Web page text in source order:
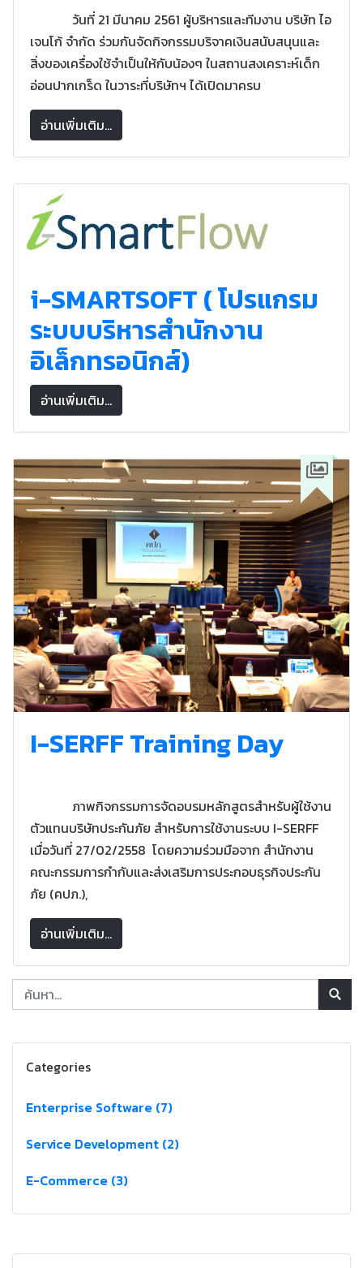
วันที่ 21 มีนาคม 2561 ผู้บริหารและทีมงาน บริษัท ไอ
เจนโก้ จำกัด ร่วมกันจัดกิจกรรมบริจาคเงินสนับสนุนและ
สิ่งของเครื่องใช้จำเป็นให้กับน้องๆ ในสถานสงเคราะห์เด็ก
อ่อนปากเกร็ด ในวาระที่บริษัทฯ ได้เปิดมาครบ
อ่านเพิ่มเติม...
i-SMARTSOFT ( โปรแกรม
ระบบบริหารสำนักงาน
อิเล็กทรอนิกส์)
อ่านเพิ่มเติม...
I-SERFF Training Day
ภาพกิจกรรมการจัดอบรมหลักสูตรสำหรับผู้ใช้งาน
ตัวแทนบริษัทประกันภัย สำหรับการใช้งานระบบ I-SERFF
เมื่อวันที่ 27/02/2558 โดยความร่วมมือจาก สำนักงาน
คณะกรรมการกำกับและส่งเสริมการประกอบธุรกิจประกัน
ภัย (คปภ.),
อ่านเพิ่มเติม...
Categories
Enterprise Software (7)
Service Development (2)
E-Commerce (3)